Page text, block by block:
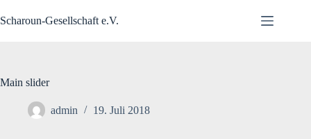
Inhalt
Scharoun-Gesellschaft e.V.
Main slider
admin 19. Juli 2018